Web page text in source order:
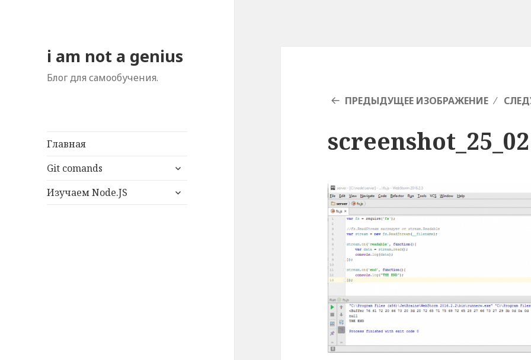
i am not a genius
Блог для самообучения.
Главная
Git comands
раскрыть
меню
Изучаем Node.JS
раскрыть
ПРЕДЫДУЩЕЕ ИЗОБРАЖЕНИЕ
screenshot_25_02